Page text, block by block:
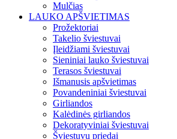
Mulčias
LAUKO APŠVIETIMAS
Prožektoriai
Takelio šviestuvai
Įleidžiami šviestuvai
Sieniniai lauko šviestuvai
Terasos šviestuvai
Išmanusis apšvietimas
Povandeniniai šviestuvai
Girliandos
Kalėdinės girliandos
Dekoratyviniai šviestuvai
Šviestuvų priedai